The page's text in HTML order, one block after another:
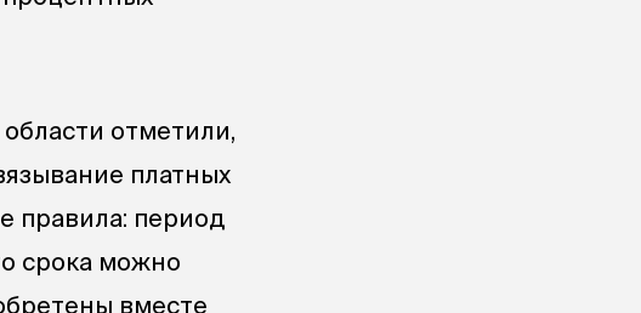
отметили,
платных
правила: период
срока можно
вместе